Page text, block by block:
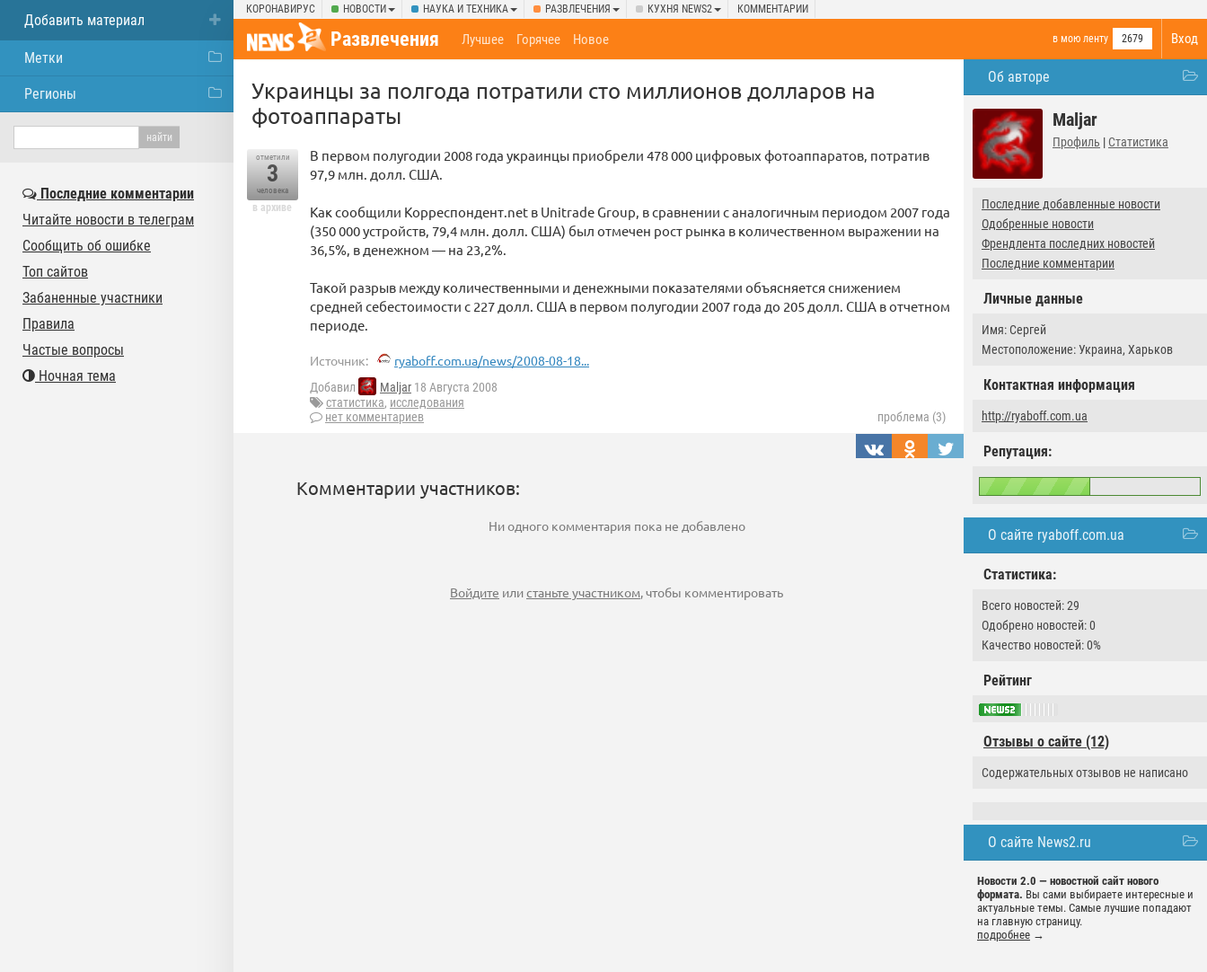
КОРОНАВИРУС НОВОСТИ НАУКА И ТЕХНИКА РАЗВЛЕЧЕНИЯ КУХНЯ NEWS2 КОММЕНТАРИИ
Вход
Развлечения в мою ленту 2679
Лучшее Горячее Новое
Об авторе
Maljar
Профиль | Статистика
Последние добавленные новости
Одобренные новости
Френдлента последних новостей
Последние комментарии
Личные данные
Имя: Сергей
Местоположение: Украина, Харьков
Контактная информация
http://ryaboff.com.ua
Репутация:
О сайте ryaboff.com.ua
Статистика:
Всего новостей: 29
Одобрено новостей: 0
Качество новостей: 0%
Рейтинг
Отзывы о сайте (12)
Содержательных отзывов не написано
О сайте News2.ru
Новости 2.0 — новостной сайт нового
формата. Вы сами выбираете интересные и
актуальные темы. Самые лучшие попадают
на главную страницу.
подробнее →
Украинцы за полгода потратили сто миллионов долларов на
фотоаппараты
отметили
3
человека
в архиве
В первом полугодии 2008 года украинцы приобрели 478 000 цифровых фотоаппаратов, потратив
97,9 млн. долл. США.
Как сообщили Корреспондент.net в Unitrade Group, в сравнении с аналогичным периодом 2007 года
(350 000 устройств, 79,4 млн. долл. США) был отмечен рост рынка в количественном выражении на
36,5%, в денежном — на 23,2%.
Такой разрыв между количественными и денежными показателями объясняется снижением
средней себестоимости с 227 долл. США в первом полугодии 2007 года до 205 долл. США в отчетном
периоде.
Источник: ryaboff.com.ua/news/2008-08-18...
Добавил Maljar 18 Августа 2008
статистика, исследования
нет комментариев
проблема (3)
Комментарии участников:
Ни одного комментария пока не добавлено
Войдите илистаньте участником, чтобы комментировать
Добавить материал
Метки
Регионы
Последние комментарии
Читайте новости в телеграм
Сообщить об ошибке
Топ сайтов
Забаненные участники
Правила
Частые вопросы
Ночная тема